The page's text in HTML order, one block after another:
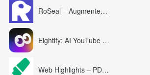
RoSeal – Augmented Roblox Experience
Eightify: AI YouTube Summary with ChatGPT
Web Highlights – PDF & Web Highlighter